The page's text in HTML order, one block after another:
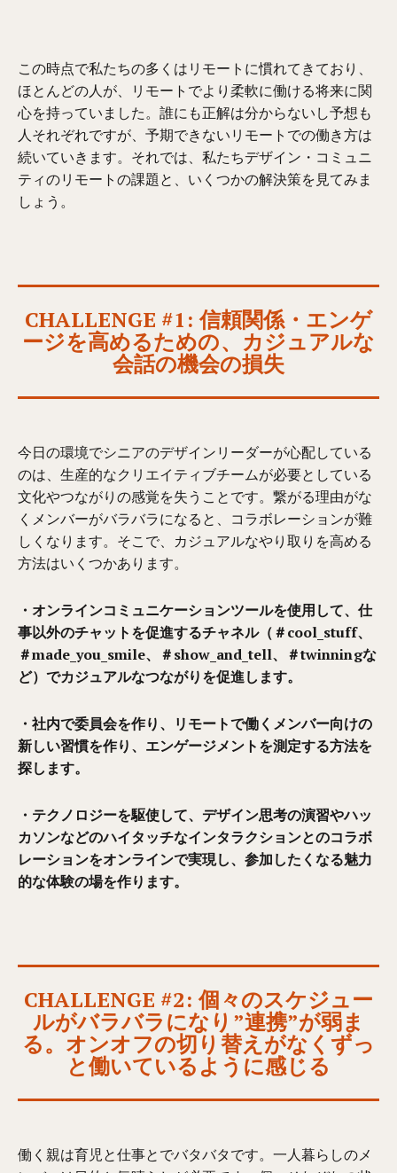
この時点で私たちの多くはリモートに慣れてきており、
ほとんどの人が、リモートでより柔軟に働ける将来に関
心を持っていました。誰にも正解は分からないし予想も
人それぞれですが、予期できないリモートでの働き方は
続いていきます。それでは、私たちデザイン・コミュニ
ティのリモートの課題と、いくつかの解決策を見てみま
しょう。
CHALLENGE #1: 信頼関係・エンゲ
ージを高めるための、カジュアルな
会話の機会の損失
今日の環境でシニアのデザインリーダーが心配している
のは、生産的なクリエイティブチームが必要としている
文化やつながりの感覚を失うことです。繋がる理由がな
くメンバーがバラバラになると、コラボレーションが難
しくなります。そこで、カジュアルなやり取りを高める
方法はいくつかあります。
・オンラインコミュニケーションツールを使用して、仕
事以外のチャットを促進するチャネル（＃cool_stuff、
＃made_you_smile、＃show_and_tell、＃twinningな
ど）でカジュアルなつながりを促進します。
・社内で委員会を作り、リモートで働くメンバー向けの
新しい習慣を作り、エンゲージメントを測定する方法を
探します。
・テクノロジーを駆使して、デザイン思考の演習やハッ
カソンなどのハイタッチなインタラクションとのコラボ
レーションをオンラインで実現し、参加したくなる魅力
的な体験の場を作ります。
CHALLENGE #2: 個々のスケジュー
ルがバラバラになり”連携”が弱ま
る。オンオフの切り替えがなくずっ
と働いているように感じる
働く親は育児と仕事とでバタバタです。一人暮らしのメ